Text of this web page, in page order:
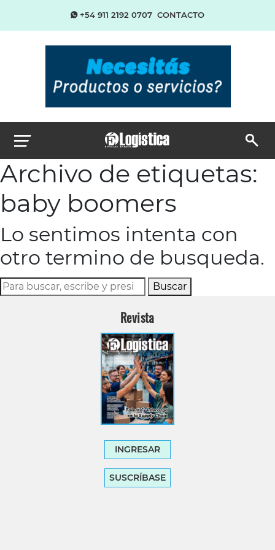
+54 911 2192 0707 CONTACTO
Archivo de etiquetas:
baby boomers
Lo sentimos intenta con
otro termino de busqueda.
Buscar
Revista
INGRESAR
SUSCRÍBASE